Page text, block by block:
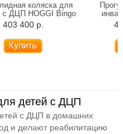
коляска для
с ДЦП HOGGI Bingo
прогулочная
403 400 р.
детей с ДЦП
с ДЦП в домашних
и делают реабилитацию